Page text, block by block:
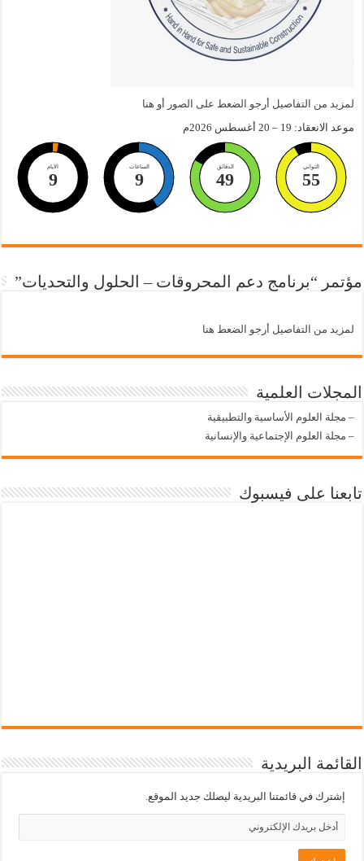
لمزيد من التفاصيل أرجو الضعط على الصور أو هنا
موعد الانعقاد: 19 – 20 أغسطس 2026م
الايام
9
الساعات
9
الدقائق
49
الثواني
54
مؤتمر “برنامج دعم المحروقات – الحلول والتحديات”
لمزيد من التفاصيل أرجو الضعط هنا
المجلات العلمية
– مجلة العلوم الأساسية والتطبيقية
– مجلة العلوم الإجتماعية والإنسانية
تابعنا على فيسبوك
القائمة البريدية
إشترك في قائمتنا البريدية ليصلك جديد الموقع.